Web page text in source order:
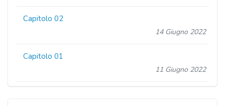
Capitolo 02
14 Giugno 2022
Capitolo 01
11 Giugno 2022